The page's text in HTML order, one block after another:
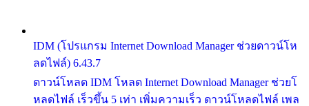
IDM (โปรแกรม Internet Download Manager ช่วยดาวน์โห
ลดไฟล์) 6.43.7
ดาวน์โหลด IDM โหลด Internet Download Manager ช่วยโ
หลดไฟล์ เร็วขึ้น 5 เท่า เพิ่มความเร็ว ดาวน์โหลดไฟล์ เพล